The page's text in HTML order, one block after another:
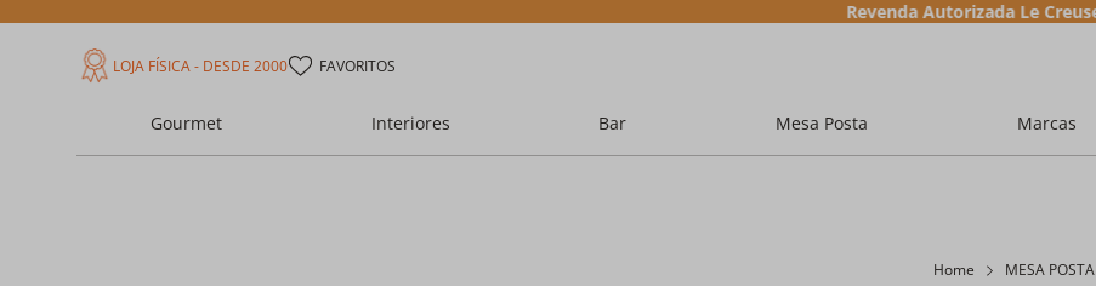
Revenda Autorizada Le Creuset
LOJA FÍSICA - DESDE 2000 FAVORITOS
Gourmet Interiores Bar Mesa Posta Marcas
Home MESA POSTA